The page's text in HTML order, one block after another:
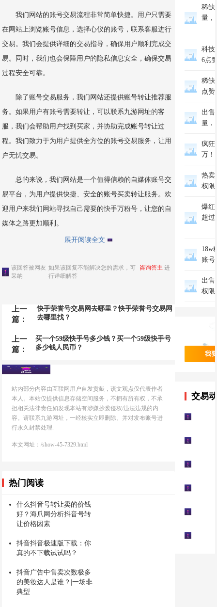
我们网站的账号交易流程非常简单快捷。用户只需要
在网站上浏览账号信息，选择心仪的账号，联系客服进行
交易。我们会提供详细的交易指导，确保用户顺利完成交
易。同时，我们也会保障用户的隐私信息安全，确保交易
过程安全可靠。
除了账号交易服务，我们网站还提供账号转让推荐服
务。如果用户有账号需要转让，可以联系九游网址的客
服，我们会帮助用户找到买家，并协助完成账号转让过
程。我们致力于为用户提供全方位的账号交易服务，让用
户无忧交易。
总的来说，我们网站是一个值得信赖的自媒体账号交
易平台，为用户提供快捷、安全的账号买卖转让服务。欢
迎用户来我们网站寻找自己需要的快手万粉号，让您的自
媒体之路更加顺利。
展开阅读全文
该回答被网友
采纳
如果该回复不能解决您的需求，可 咨询答主 进
行详细解答
上一
篇：
快手荣誉号交易网去哪里？快手荣誉号交易网
去哪里找？
上一
篇：
买一个59级快手号多少钱？买一个59级快手号
多少钱人民币？
站内部分内容由互联网用户自发贡献，该文观点仅代表作者
本人。本站仅提供信息存储空间服务，不拥有所有权，不承
担相关法律责任如发现本站有涉嫌抄袭侵权/违法违规的内
容。请联系九游网址，一经核实立即删除。并对发布账号进
行永久封禁处理.
本文网址：/show-45-7329.html
热门阅读
什么抖音号转让卖的价钱
好？海爪网分析抖音号转
让价格因素
抖音抖音极速版下载：你
真的不下载试试吗？
抖音广告中售卖次数极多
的美妆达人是谁？|一场非
典型
稀缺
量，
科技
6点
稀缺
点
出售
量，
疯狂
万！
热卖
权限
爆红
超
18w
账
出售
权限
我
交易